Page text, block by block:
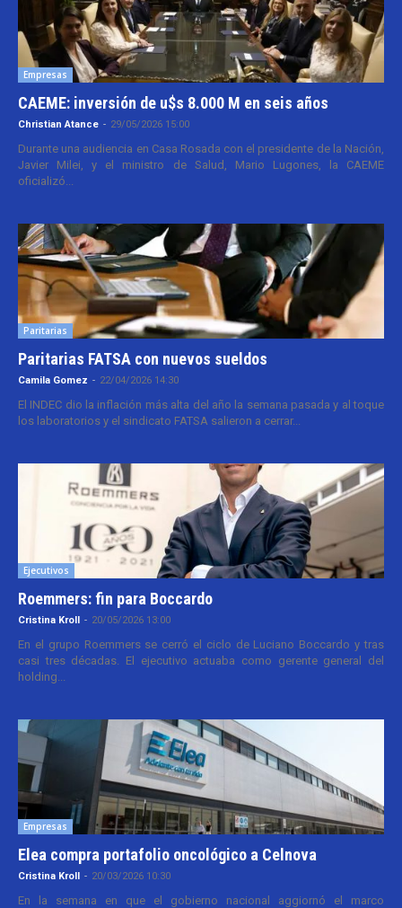
Empresas
CAEME: inversión de u$s 8.000 M en seis años
Christian Atance - 29/05/2026 15:00
Durante una audiencia en Casa Rosada con el presidente de la Nación,
Javier Milei, y el ministro de Salud, Mario Lugones, la CAEME
oficializó...
Paritarias
Paritarias FATSA con nuevos sueldos
Camila Gomez - 22/04/2026 14:30
El INDEC dio la inflación más alta del año la semana pasada y al toque
los laboratorios y el sindicato FATSA salieron a cerrar...
Ejecutivos
Roemmers: fin para Boccardo
Cristina Kroll - 20/05/2026 13:00
En el grupo Roemmers se cerró el ciclo de Luciano Boccardo y tras
casi tres décadas. El ejecutivo actuaba como gerente general del
holding...
Empresas
Elea compra portafolio oncológico a Celnova
Cristina Kroll - 20/03/2026 10:30
En la semana en que el gobierno nacional aggiornó el marco